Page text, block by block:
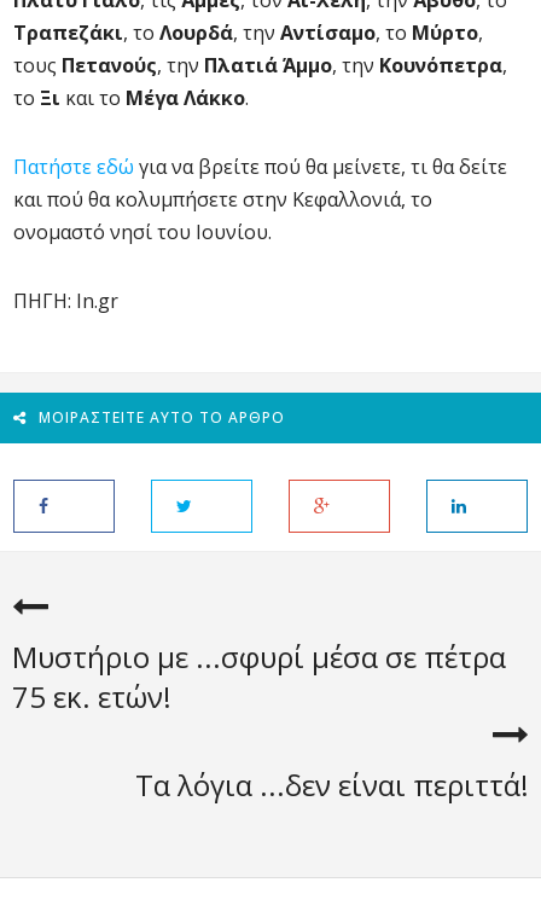
Τραπεζάκι, το Λουρδά, την Αντίσαμο, το Μύρτο,
τους Πετανούς, την Πλατιά Άμμο, την Κουνόπετρα,
το Ξι και το Μέγα Λάκκο.
Πατήστε εδώ για να βρείτε πού θα μείνετε, τι θα δείτε
και πού θα κολυμπήσετε στην Κεφαλλονιά, το
ονομαστό νησί του Ιουνίου.
ΠΗΓΗ: In.gr
ΜΟΙΡΑΣΤΕΊΤΕ ΑΥΤΌ ΤΟ ΆΡΘΡΟ
Μυστήριο με ...σφυρί μέσα σε πέτρα
75 εκ. ετών!
Τα λόγια ...δεν είναι περιττά!